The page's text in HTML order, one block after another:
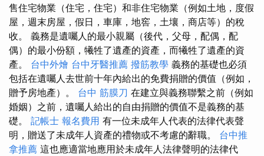
售住宅物業（住宅，住宅）和非住宅物業（例如土地，度假
屋，週末房屋，假日，車庫，地窖，土壤，商店等）的稅
收。 義務是遺囑人的最小親屬（後代，父母，配偶，配
偶）的最小份額，犧牲了遺產的資產，而犧牲了遺產的資
產。 台中外燴 台中牙醫推薦 撥筋教學 義務的基礎也必須
包括在遺囑人去世前十年內給出的免費捐贈的價值（例如，
贈予房地產）。 台中 筋膜刀 在建立與義務聯繫之前（例如
婚姻）之前，遺囑人給出的自由捐贈的價值不是義務的基
礎。 記帳士 報名費用 有一位未成年人代表的法律代表聲
明，贈送了未成年人資產的禮物或不考慮的辭職。 台中推
拿推薦 這也應適當地應用於未成年人法律聲明的法律代